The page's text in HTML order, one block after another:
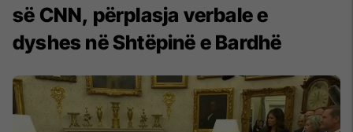
së CNN, përplasja verbale e
dyshes në Shtëpinë e Bardhë